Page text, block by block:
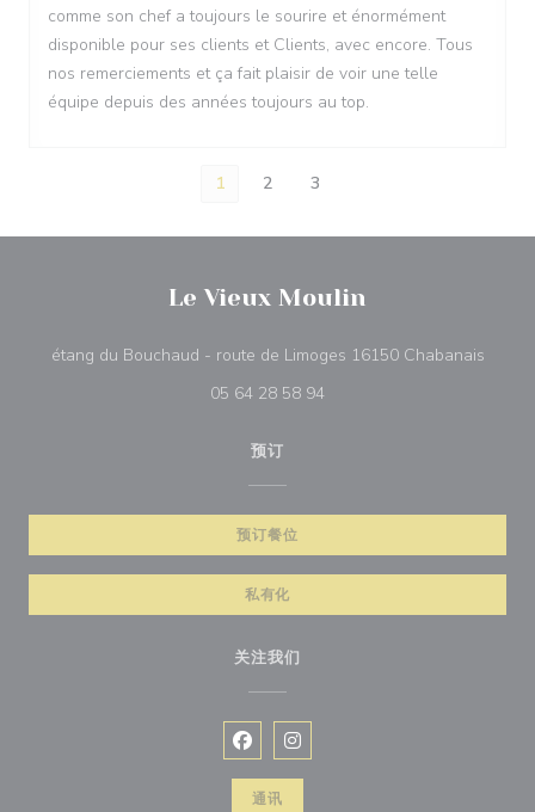
comme son chef a toujours le sourire et énormément
disponible pour ses clients et Clients, avec encore. Tous
nos remerciements et ça fait plaisir de voir une telle
équipe depuis des années toujours au top.
1 2 3
Le Vieux Moulin
étang du Bouchaud - route de Limoges 16150 Chabanais((在新
05 64 28 58 94
预订
预订餐位
私有化
关注我们
Facebook ((在新窗口中打开))
Instagram ((在新窗口中打开))
通讯